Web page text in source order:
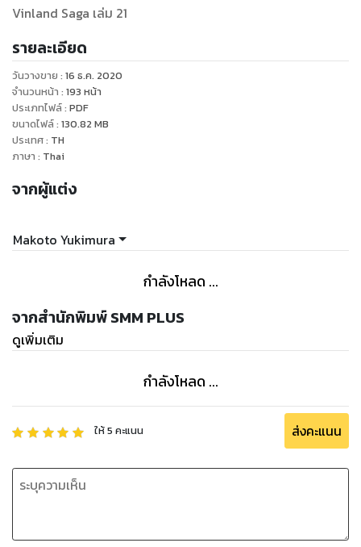
Vinland Saga เล่ม 21
รายละเอียด
วันวางขาย : 16 ธ.ค. 2020
จำนวนหน้า : 193 หน้า
ประเภทไฟล์: PDF
ขนาดไฟล์: 130.82 MB
ประเทศ: TH
ภาษา : Thai
จากผู้แต่ง
Makoto Yukimura
กำลังโหลด ...
จากสำนักพิมพ์ SMM PLUS
ดูเพิ่มเติม
กำลังโหลด ...
ให้5 คะแนน ส่งคะแนน